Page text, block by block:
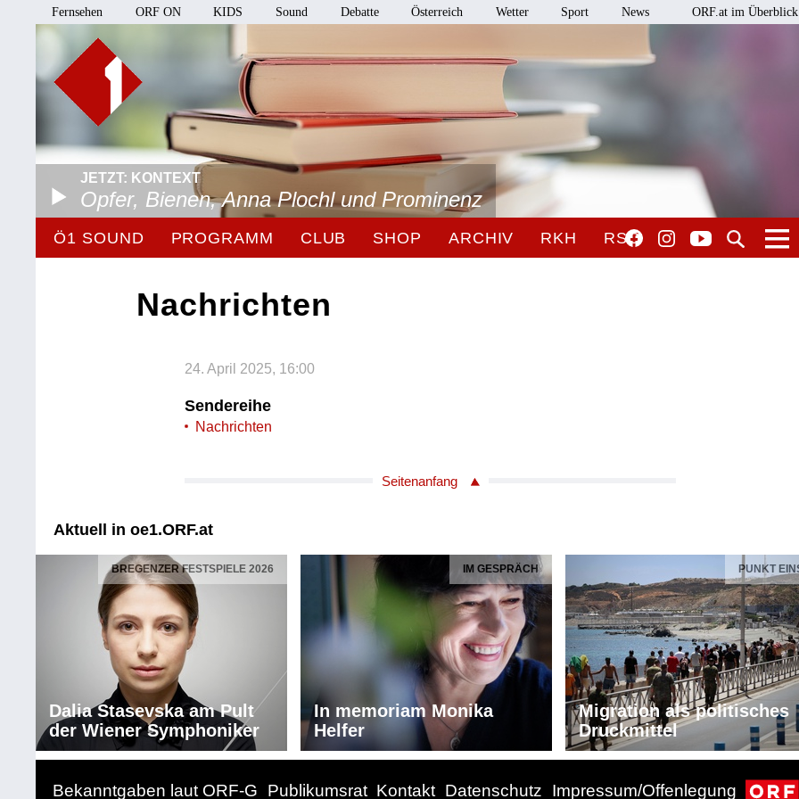
Fernsehen ORF ON KIDS Sound Debatte Österreich Wetter Sport News ORF.at im Überblick
JETZT: KONTEXT
Opfer, Bienen, Anna Plochl und Prominenz
Ö1 SOUND PROGRAMM CLUB SHOP ARCHIV RKH RSO
Nachrichten
24. April 2025, 16:00
Sendereihe
Nachrichten
Seitenanfang
Aktuell in oe1.ORF.at
BREGENZER FESTSPIELE 2026
Dalia Stasevska am Pult
der Wiener Symphoniker
IM GESPRÄCH
In memoriam Monika
Helfer
PUNKT
Migration als politisches
Druckmittel
Bekanntgaben laut ORF-G Publikumsrat Kontakt Datenschutz Impressum/Offenlegung